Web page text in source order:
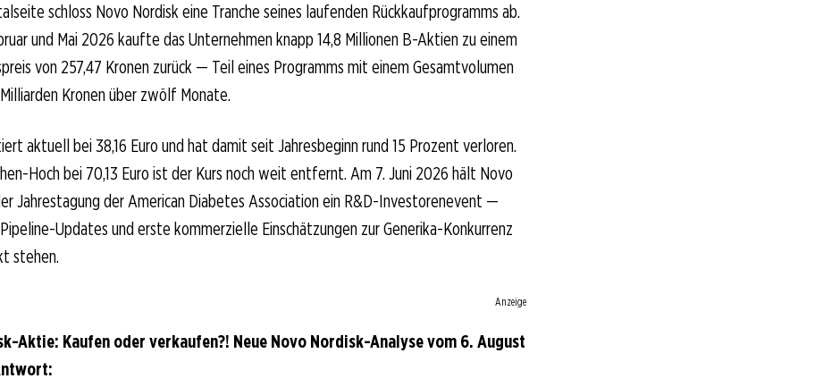
schloss Novo Nordisk eine Tranche seines laufenden Rückkaufprogramms ab.
und Mai 2026 kaufte das Unternehmen knapp 14,8 Millionen B-Aktien zu einem
von 257,47 Kronen zurück — Teil eines Programms mit einem Gesamtvolumen
Kronen über zwölf Monate.
aktuell bei 38,16 Euro und hat damit seit Jahresbeginn rund 15 Prozent verloren.
Hoch bei 70,13 Euro ist der Kurs noch weit entfernt. Am 7. Juni 2026 hält Novo
Jahrestagung der American Diabetes Association ein R&D-Investorenevent —
Updates und erste kommerzielle Einschätzungen zur Generika-Konkurrenz
stehen.
Anzeige
Aktie: Kaufen oder verkaufen?! Neue Novo Nordisk-Analyse vom 6. August